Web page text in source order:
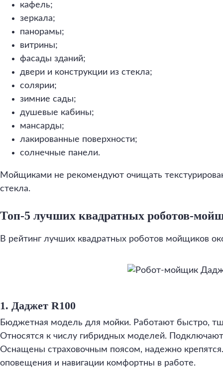
кафель;
зеркала;
панорамы;
витрины;
фасады зданий;
двери и конструкции из стекла;
солярии;
зимние сады;
душевые кабины;
мансарды;
лакированные поверхности;
солнечные панели.
Мойщиками не рекомендуют очищать
стекла.
Топ-5 лучших квадратных роботов-
В рейтинг лучших квадратных роботов мойщиков
1. Даджет R100
Бюджетная модель для мойки. Работают быстро,
Относятся к числу гибридных моделей.
Оснащены страховочным поясом, надежно
оповещения и навигации комфортны в работе.